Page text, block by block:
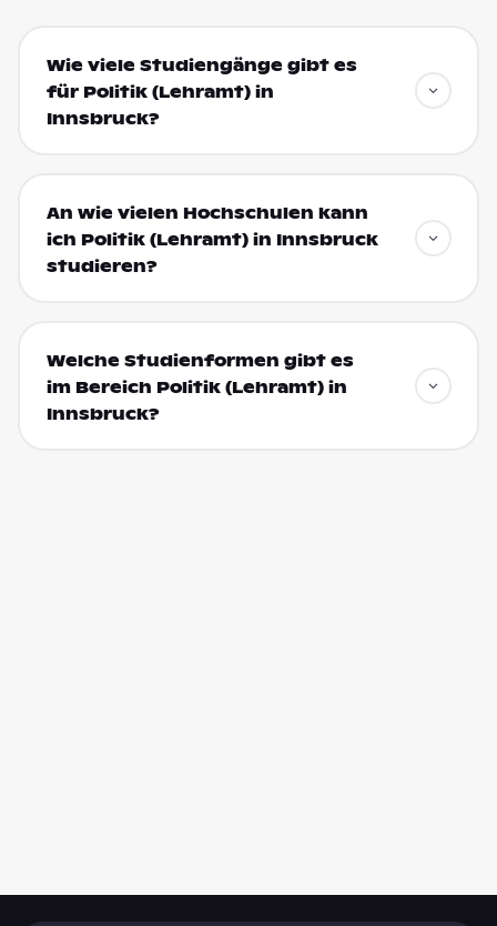
Wie viele Studiengänge gibt es
für Politik (Lehramt) in
Innsbruck?
An wie vielen Hochschulen kann
ich Politik (Lehramt) in Innsbruck
studieren?
Welche Studienformen gibt es
im Bereich Politik (Lehramt) in
Innsbruck?